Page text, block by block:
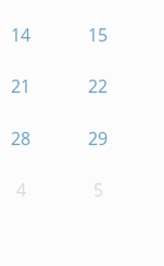
14 15
21 22
28 29
4 5